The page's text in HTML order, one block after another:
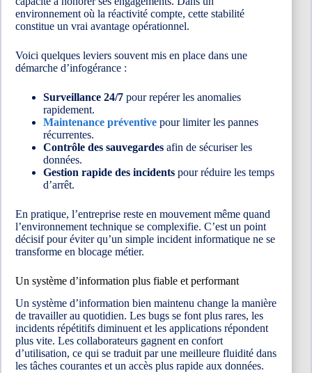
environnement où la réactivité compte, cette stabilité
constitue un vrai avantage opérationnel.
Voici quelques leviers souvent mis en place dans une
démarche d’infogérance :
Surveillance 24/7 pour repérer les anomalies
rapidement.
Maintenance préventive pour limiter les pannes
récurrentes.
Contrôle des sauvegardes afin de sécuriser les
données.
Gestion rapide des incidents pour réduire les temps
d’arrêt.
En pratique, l’entreprise reste en mouvement même quand
l’environnement technique se complexifie. C’est un point
décisif pour éviter qu’un simple incident informatique ne se
transforme en blocage métier.
Un système d’information plus fiable et performant
Un système d’information bien maintenu change la manière
de travailler au quotidien. Les bugs se font plus rares, les
incidents répétitifs diminuent et les applications répondent
plus vite. Les collaborateurs gagnent en confort
d’utilisation, ce qui se traduit par une meilleure fluidité dans
les tâches courantes et un accès plus rapide aux données.